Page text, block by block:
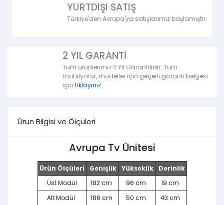
YURTDIŞI SATIŞ
Türkiye'den Avrupa'ya satışlarımız başlamıştır.
2 YIL GARANTİ
Tüm ürünlerimiz 2 Yıl Garantilidir. Tüm
mobilyalar, modeller için geçerli garanti belgesi
için tıklayınız.
Ürün Bilgisi ve Ölçüleri
Avrupa Tv Ünitesi
Ürün Ölçüleri Genişlik Yükseklik
Derinlik
Üst Modül
182 cm 96 cm
19 cm
Alt Modül
186 cm 50 cm 43 cm